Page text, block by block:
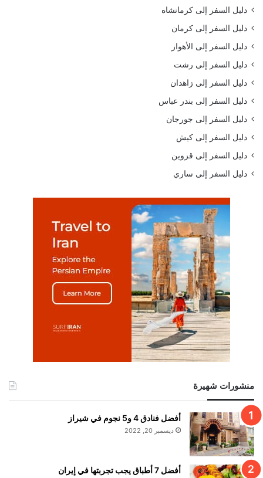
دليل السفر إلى كرمانشاه
دليل السفر إلى كرمان
دليل السفر إلى الأهواز
دليل السفر إلى رشت
دليل السفر إلى زاهدان
دليل السفر إلى بندر عباس
دليل السفر إلى جورجان
دليل السفر إلى كيش
دليل السفر إلى قزوين
دليل السفر إلى ساري
منشورات شهيرة
أفضل فنادق 4 و5 نجوم في شيراز
ديسمبر 20, 2022
أفضل 7 أطباق يجب تجربتها في إيران